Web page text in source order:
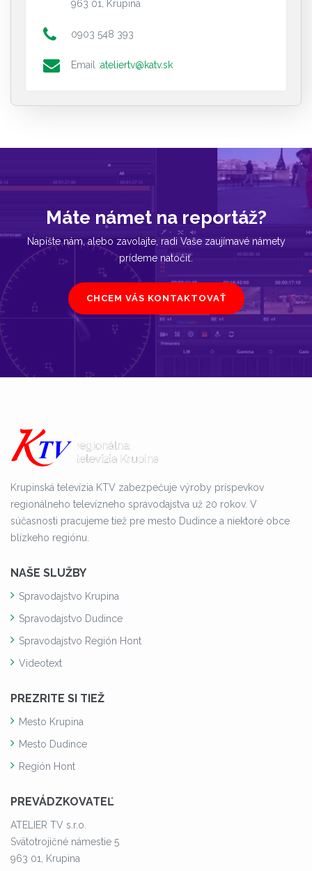
963 01, Krupina
0903 548 393
Email :ateliertv@katv.sk
Máte námet na reportáž?
Napíšte nám, alebo zavolajte, radi Vaše zaujímavé námety
prídeme natočiť.
CHCEM VÁS KONTAKTOVAŤ
Krupinská televízia KTV zabezpečuje výroby príspevkov
regionálneho televízneho spravodajstva už 20 rokov. V
súčasnosti pracujeme tiež pre mesto Dudince a niektoré obce
blízkeho regiónu.
NAŠE SLUŽBY
Spravodajstvo Krupina
Spravodajstvo Dudince
Spravodajstvo Región Hont
Videotext
PREZRITE SI TIEŽ
Mesto Krupina
Mesto Dudince
Región Hont
PREVÁDZKOVATEĽ
ATELIER TV s.r.o.
Svätotrojičné námestie 5
963 01, Krupina